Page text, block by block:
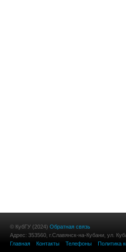
© КубГУ (2024) Обратная связь
Адрес: 353560, г.Славянск-на-Кубани, ул.
Главная
Контакты Телефоны Политика